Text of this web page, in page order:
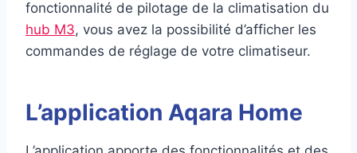
fonctionnalité de pilotage de la climatisation du
hub M3, vous avez la possibilité d’afficher les
commandes de réglage de votre climatiseur.
L’application Aqara Home